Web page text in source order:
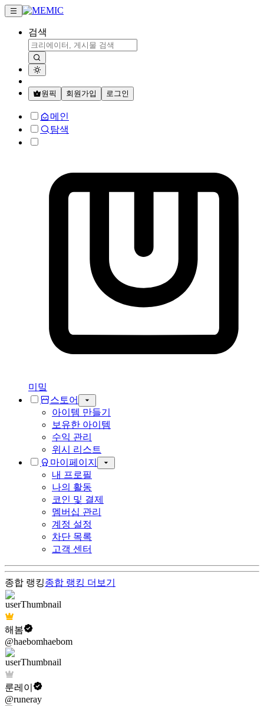
검색
원픽 회원가입 로그인
메인
탐색
미밐
스토어
아이템 만들기
보유한 아이템
수익 관리
위시 리스트
마이페이지
내 프로필
나의 활동
코인 및 결제
멤버십 관리
계정 설정
차단 목록
고객 센터
종합 랭킹종합 랭킹 더보기
해봄
@haebomhaebom
룬레이
@runeray